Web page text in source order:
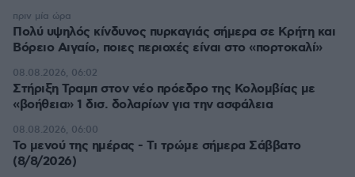
Πολύ υψηλός κίνδυνος πυρκαγιάς σήμερα σε Κρήτη και
Βόρειο Αιγαίο, ποιες περιοχές είναι στο «πορτοκαλί»
πριν μία ώρα
Στήριξη Τραμπ στον νέο πρόεδρο της Κολομβίας με
«βοήθεια» 1 δισ. δολαρίων για την ασφάλεια
08.08.2026, 06:02
Το μενού της ημέρας - Τι τρώμε σήμερα Σάββατο
(8/8/2026)
08.08.2026, 06:00